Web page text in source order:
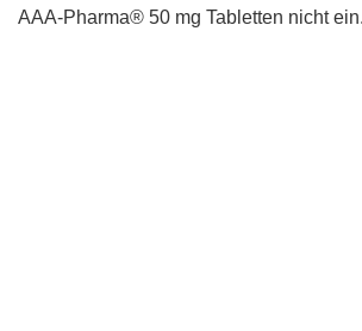
AAA-Pharma® 50 mg Tabletten nicht ein.